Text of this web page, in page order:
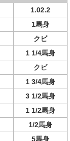
1.02.2
1馬身
クビ
1 1/4馬身
クビ
1 3/4馬身
3 1/2馬身
1 1/2馬身
1/2馬身
5馬身